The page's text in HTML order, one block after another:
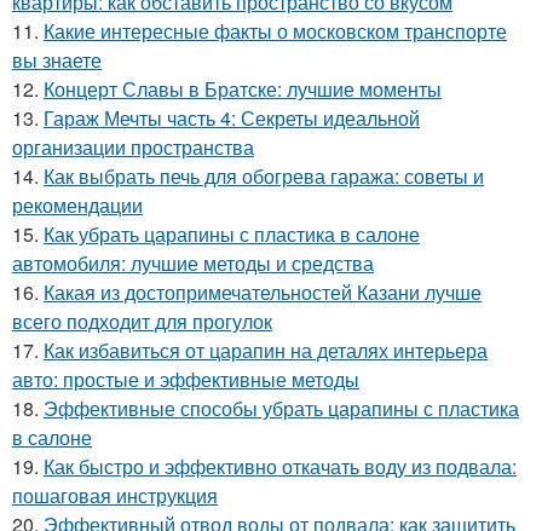
11. Какие интересные факты о московском транспорте
вы знаете
12. Концерт Славы в Братске: лучшие моменты
13. Гараж Мечты часть 4: Секреты идеальной
организации пространства
14. Как выбрать печь для обогрева гаража: советы и
рекомендации
15. Как убрать царапины с пластика в салоне
автомобиля: лучшие методы и средства
16. Какая из достопримечательностей Казани лучше
всего подходит для прогулок
17. Как избавиться от царапин на деталях интерьера
авто: простые и эффективные методы
18. Эффективные способы убрать царапины с пластика
в салоне
19. Как быстро и эффективно откачать воду из подвала:
пошаговая инструкция
20. Эффективный отвод воды от подвала: как защитить